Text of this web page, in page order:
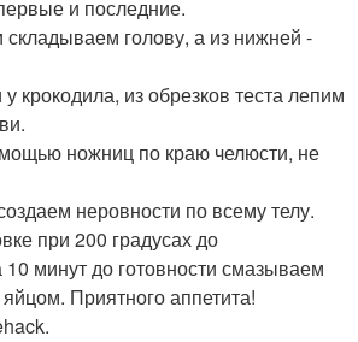
и последние.
складываем голову, а из нижней -
крокодила, из обрезков теста лепим
ножниц по краю челюсти, не
неровности по всему телу.
при 200 градусах до
минут до готовности смазываем
Приятного аппетита!